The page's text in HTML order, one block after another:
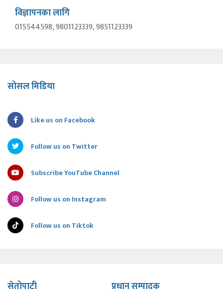
विज्ञापनका लागि
015544598, 9801123339, 9851123339
सोसल मिडिया
Like us on Facebook
Follow us on Twitter
Subscribe YouTube Channel
Follow us on Instagram
Follow us on Tiktok